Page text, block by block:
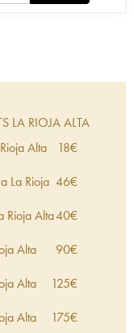
LA RIOJA ALTA
Alta
18€
La Rioja 46€
Rioja Alta40€
Alta
90€
Alta
125€
Alta
175€